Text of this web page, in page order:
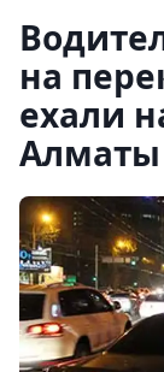
на
ехали
Алматы